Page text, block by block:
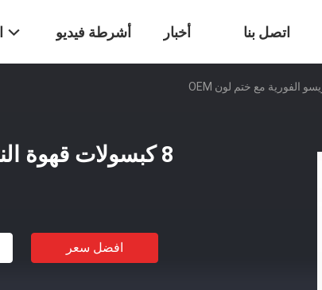
أشرطة فيديو أخبار اتصل بنا
8 كبسولات قهوة النسبريسو الفورية مع ختم لون OEM
افضل سعر